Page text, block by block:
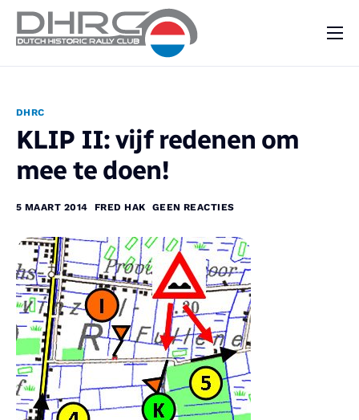
DHRC
KLIP II: vijf redenen om
mee te doen!
5 MAART 2014 FRED HAK GEEN REACTIES